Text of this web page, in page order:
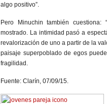
algo positivo”.
Pero Minuchin también
mostrado. La intimidad pasó a
revalorización de uno a partir de la
paisaje superpoblado de egos
fragilidad.
Fuente: Clarín, 07/09/15.